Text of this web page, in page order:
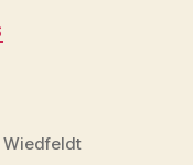
Wiedfeldt